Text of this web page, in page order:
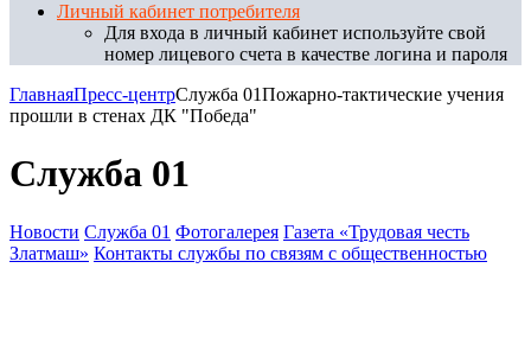
Личный кабинет потребителя
Для входа в личный кабинет используйте свой
номер лицевого счета в качестве логина и пароля
ГлавнаяПресс-центрСлужба 01Пожарно-тактические учения
прошли в стенах ДК "Победа"
Служба 01
Новости Служба 01 Фотогалерея Газета «Трудовая честь
Златмаш» Контакты службы по связям с общественностью